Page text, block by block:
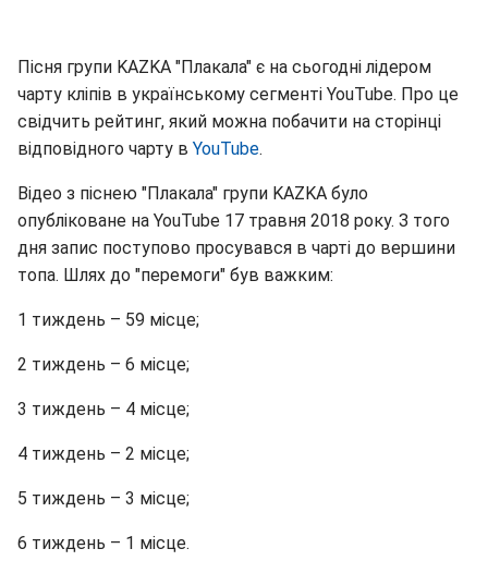
Пісня групи KAZKA "Плакала" є на сьогодні лідером
чарту кліпів в українському сегменті YouTube. Про це
свідчить рейтинг, який можна побачити на сторінці
відповідного чарту в YouTube.
Відео з піснею "Плакала" групи KAZKA було
опубліковане на YouTube 17 травня 2018 року. З того
дня запис поступово просувався в чарті до вершини
топа. Шлях до "перемоги" був важким:
1 тиждень – 59 місце;
2 тиждень – 6 місце;
3 тиждень – 4 місце;
4 тиждень – 2 місце;
5 тиждень – 3 місце;
6 тиждень – 1 місце.